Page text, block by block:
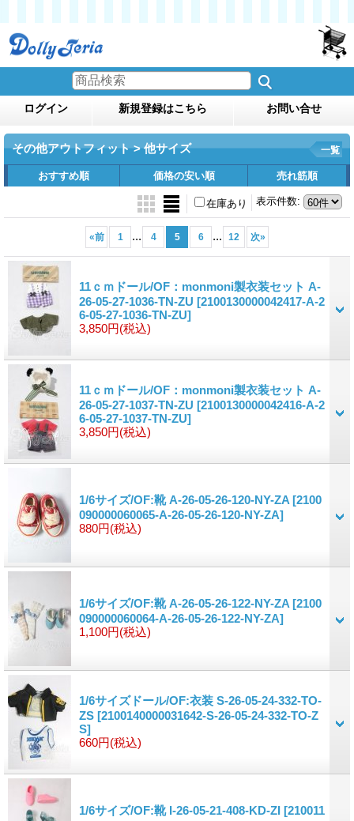
ログイン 新規登録はこちら お問い合せ
その他アウトフィット > 他サイズ 一覧
おすすめ順 価格の安い順 売れ筋順
表示件数:
在庫あり
«前 1 ... 4 5 6 ... 12 次»
11ｃｍドール/OF：monmoni製衣装セット A-
26-05-27-1036-TN-ZU [2100130000042417-A-2
6-05-27-1036-TN-ZU]
3,850円(税込)
11ｃｍドール/OF：monmoni製衣装セット A-
26-05-27-1037-TN-ZU [2100130000042416-A-2
6-05-27-1037-TN-ZU]
3,850円(税込)
1/6サイズ/OF:靴 A-26-05-26-120-NY-ZA [2100
090000060065-A-26-05-26-120-NY-ZA]
880円(税込)
1/6サイズ/OF:靴 A-26-05-26-122-NY-ZA [2100
090000060064-A-26-05-26-122-NY-ZA]
1,100円(税込)
1/6サイズドール/OF:衣装 S-26-05-24-332-TO-
ZS [2100140000031642-S-26-05-24-332-TO-Z
S]
660円(税込)
1/6サイズ/OF:靴 I-26-05-21-408-KD-ZI [210011